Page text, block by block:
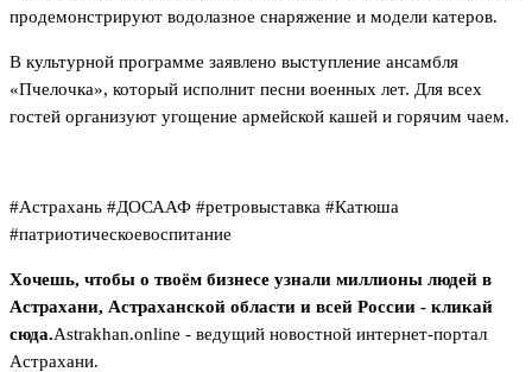
продемонстрируют водолазное снаряжение и модели катеров.
В культурной программе заявлено выступление ансамбля
«Пчелочка», который исполнит песни военных лет. Для всех
гостей организуют угощение армейской кашей и горячим чаем.
#Астрахань #ДОСААФ #ретровыставка #Катюша
#патриотическоевоспитание
Хочешь, чтобы о твоём бизнесе узнали миллионы людей в
Астрахани, Астраханской области и всей России - кликай
сюда.Astrakhan.online - ведущий новостной интернет-портал
Астрахани.